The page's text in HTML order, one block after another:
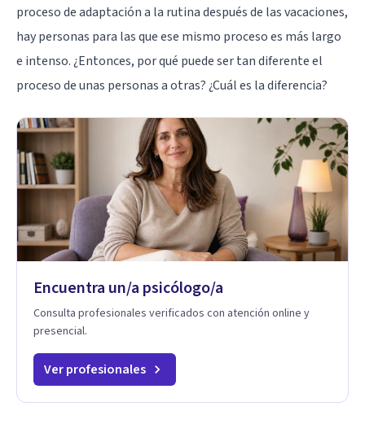
proceso de adaptación a la rutina después de las vacaciones,
hay personas para las que ese mismo proceso es más largo
e intenso. ¿Entonces, por qué puede ser tan diferente el
proceso de unas personas a otras? ¿Cuál es la diferencia?
Encuentra un/a psicólogo/a
Consulta profesionales verificados con atención online y
presencial.
Ver profesionales